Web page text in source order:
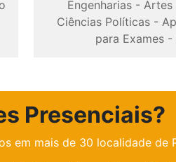
Engenharias- Artes
Ciências Políticas -
para Exames -
Presenciais?
em mais de 30 localidade de